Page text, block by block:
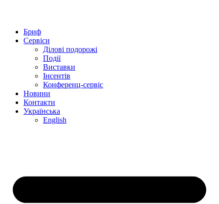
Бриф
Сервіси
Ділові подорожі
Події
Виставки
Інсентів
Конференц-сервіс
Новини
Контакти
Українська
English